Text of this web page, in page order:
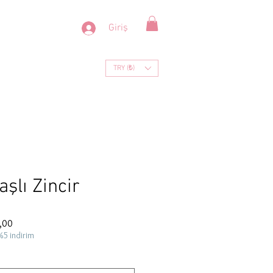
Giriş
TRY (₺)
Zincir
Fiyat
indirim